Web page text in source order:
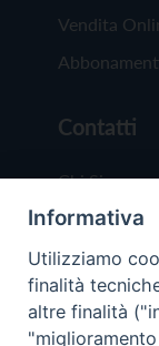
Vendita
Contatti
Chi Siamo
Redazione
Scrivici
Informativa
Utilizziamo
finalità
altre finalità